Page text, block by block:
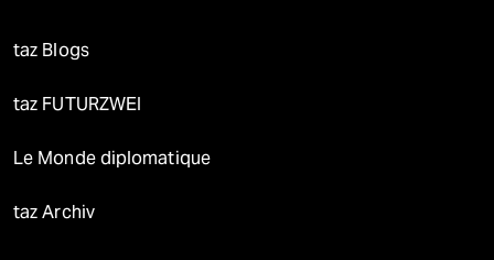
taz Blogs
taz FUTURZWEI
Le Monde diplomatique
taz Archiv